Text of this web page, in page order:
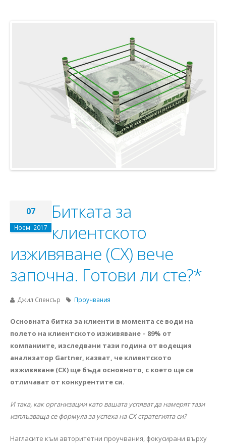
07
Ноем. 2017
Битката за
клиентското
изживяване (СХ) вече
започна. Готови ли сте?*
Джил Спенсър Проучвания
Основната битка за клиенти в момента се води на
полето на клиентското изживяване – 89% от
компаниите, изследвани тази година от водещия
анализатор Gartner, казват, че клиентското
изживяване (СХ) ще бъда основното, с което ще се
отличават от конкурентите си.
И така, как организации като вашата успяват да намерят тази
изплъзваща се формула за успеха на СХ стратегията си?
Нагласите към авторитетни проучвания, фокусирани върху